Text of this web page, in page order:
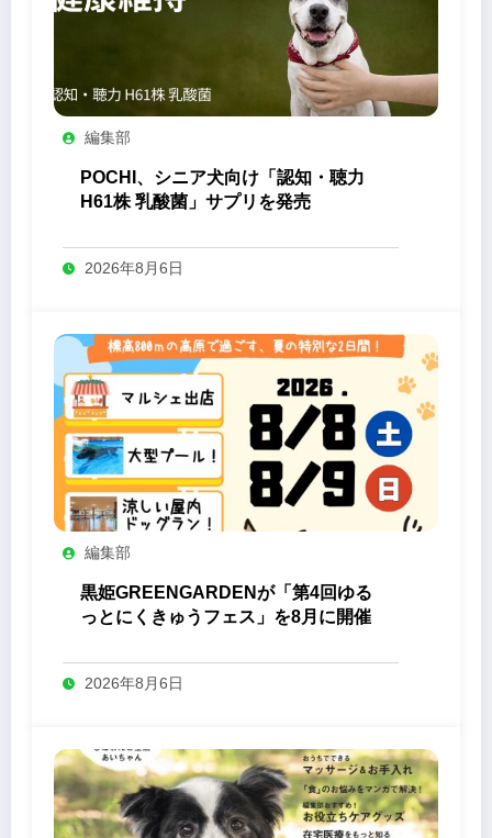
編集部
POCHI、シニア犬向け「認知・聴力
H61株 乳酸菌」サプリを発売
2026年8月6日
編集部
黒姫GREENGARDENが「第4回ゆる
っとにくきゅうフェス」を8月に開催
2026年8月6日